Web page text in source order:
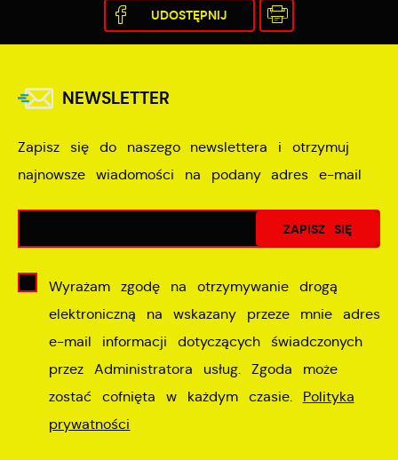
UDOSTĘPNIJ
NEWSLETTER
Zapisz się do naszego newslettera i otrzymuj
najnowsze wiadomości na podany adres e-mail
Wyrażam zgodę na otrzymywanie drogą
elektroniczną na wskazany przeze mnie adres
e-mail informacji dotyczących świadczonych
przez Administratora usług. Zgoda może
zostać cofnięta w każdym czasie. Polityka
prywatności